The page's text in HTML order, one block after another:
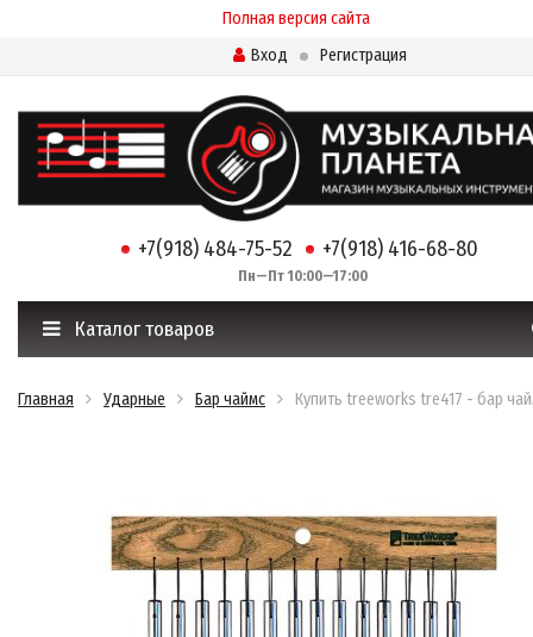
Полная версия сайта
Вход
Регистрация
+7(918) 484-75-52 +7(918) 416-68-80
Пн—Пт 10:00—17:00
Каталог товаров
Главная Ударные Бар чаймс Купить treeworks tre417 - бар